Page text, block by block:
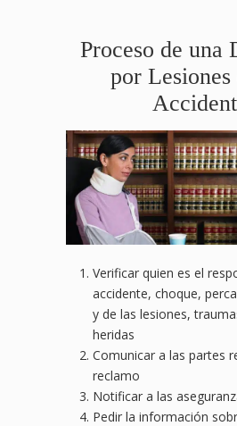
Proceso de una
por Lesiones
Verificar quien es el
accidente, choque,
y de las lesiones,
heridas
Comunicar a las partes
reclamo
Notificar a las
Pedir la información